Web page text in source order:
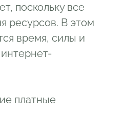
поскольку все
ресурсов. В этом
время, силы и
платные